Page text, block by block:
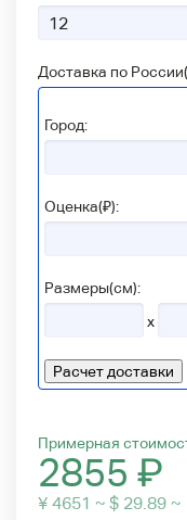
Доставка по России(
Город:
Оценка(₽):
Размеры(см):
x
Расчет доставки
Примерная
2855 ₽
¥ 4651 ~ $ 29.89 ~